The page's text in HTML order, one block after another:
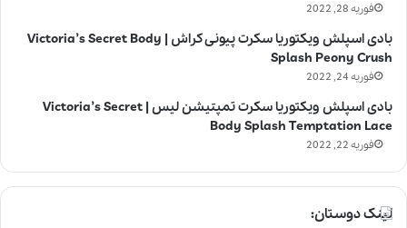
فوریه 28, 2022
بادی اسپلش ویکتوریا سکرت پیونی کراش | Victoria’s Secret Body
Splash Peony Crush
فوریه 24, 2022
بادی اسپلش ویکتوریا سکرت تمپتیشن لیس | Victoria’s Secret
Body Splash Temptation Lace
فوریه 22, 2022
لینک دوستان: